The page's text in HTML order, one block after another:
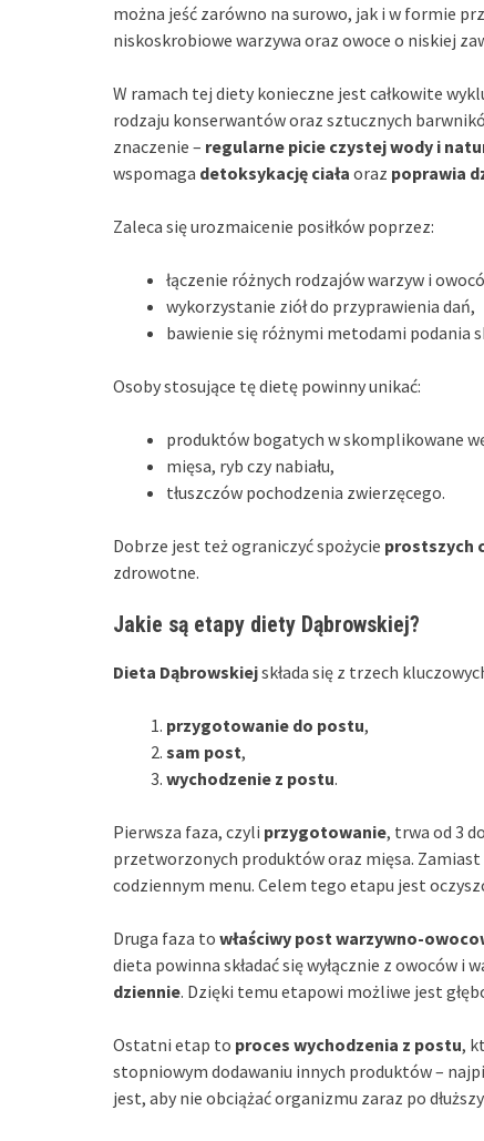
można jeść zarówno na surowo, jak i w formie
niskoskrobiowe warzywa oraz owoce o niskiej
W ramach tej diety konieczne jest całkowite
rodzaju konserwantów oraz sztucznych
znaczenie – regularne picie czystej wody i
wspomaga detoksykację ciała oraz poprawia
Zaleca się urozmaicenie posiłków poprzez:
łączenie różnych rodzajów warzyw i
wykorzystanie ziół do przyprawienia dań,
bawienie się różnymi metodami podania
Osoby stosujące tę dietę powinny unikać:
produktów bogatych w skomplikowane
mięsa, ryb czy nabiału,
tłuszczów pochodzenia zwierzęcego.
Dobrze jest też ograniczyć spożycie prostszych
zdrowotne.
Jakie są etapy diety Dąbrowskiej?
Dieta Dąbrowskiejskłada się z trzech
przygotowanie do postu,
sam post,
wychodzenie z postu.
Pierwsza faza, czyli przygotowanie, trwa od 3
przetworzonych produktów oraz mięsa.
codziennym menu. Celem tego etapu jest
Druga faza to właściwy post warzywno-
dieta powinna składać się wyłącznie z owoców i
dziennie. Dzięki temu etapowi możliwe jest
Ostatni etap to proces wychodzenia z postu,
stopniowym dodawaniu innych produktów –
jest, aby nie obciążać organizmu zaraz po